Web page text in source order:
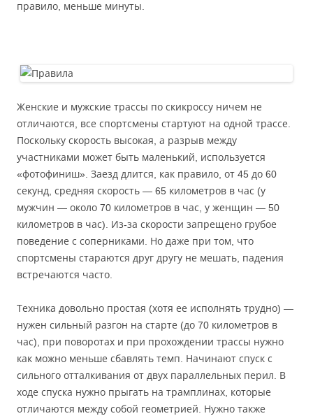
правило, меньше минуты.
Женские и мужские трассы по скикроссу ничем не
отличаются, все спортсмены стартуют на одной трассе.
Поскольку скорость высокая, а разрыв между
участниками может быть маленький, используется
«фотофиниш». Заезд длится, как правило, от 45 до 60
секунд, средняя скорость — 65 километров в час (у
мужчин — около 70 километров в час, у женщин — 50
километров в час). Из-за скорости запрещено грубое
поведение с соперниками. Но даже при том, что
спортсмены стараются друг другу не мешать, падения
встречаются часто.
Техника довольно простая (хотя ее исполнять трудно) —
нужен сильный разгон на старте (до 70 километров в
час), при поворотах и при прохождении трассы нужно
как можно меньше сбавлять темп. Начинают спуск с
сильного отталкивания от двух параллельных перил. В
ходе спуска нужно прыгать на трамплинах, которые
отличаются между собой геометрией. Нужно также